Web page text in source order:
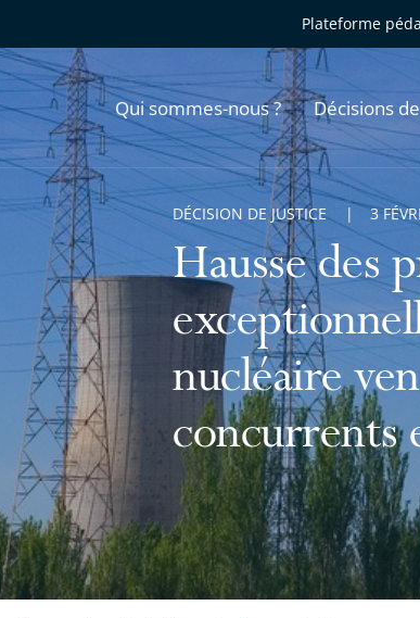
Plateforme
Qui sommes-nous ? Décisions
Hausse des
nucléaire
concurrents
DÉCISION DE JUSTICE 3